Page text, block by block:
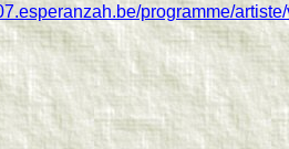
programme/